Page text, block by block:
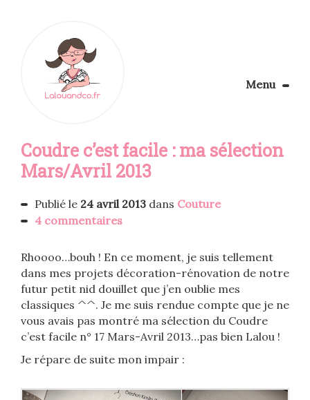
Menu
Apprendre la couture
Aménager son coin couture
Coudre c’est facile : ma sélection
Mars/Avril 2013
Publié le 24 avril 2013 dans Couture
4 commentaires
Rhoooo…bouh ! En ce moment, je suis tellement
dans mes projets décoration-rénovation de notre
futur petit nid douillet que j’en oublie mes
classiques ^^. Je me suis rendue compte que je ne
vous avais pas montré ma sélection du Coudre
c’est facile n° 17 Mars-Avril 2013…pas bien Lalou !
Je répare de suite mon impair :